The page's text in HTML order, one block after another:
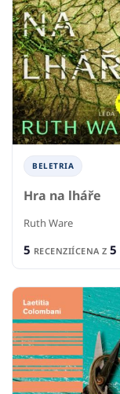
BELETRIA
Hra na lháře
Ruth Ware
5 RECENZIÍCENA Z 5